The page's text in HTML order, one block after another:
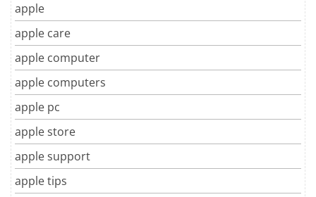
apple
apple care
apple computer
apple computers
apple pc
apple store
apple support
apple tips